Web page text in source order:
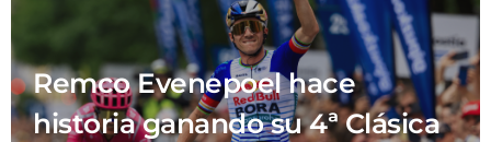
Remco Evenepoel hace
historia ganando su 4ª Clásica